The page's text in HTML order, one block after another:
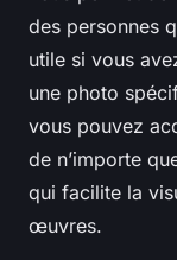
des personnes
utile si vous
une photo
vous pouvez
de n’importe
qui facilite la
œuvres.